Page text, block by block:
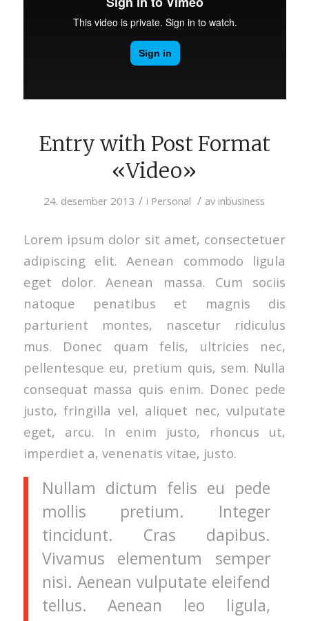
Entry with Post Format
«Video»
24. desember 2013 / i Personal / av inbusiness
Lorem ipsum dolor sit amet, consectetuer
adipiscing elit. Aenean commodo ligula
eget dolor. Aenean massa. Cum sociis
natoque penatibus et magnis dis
parturient montes, nascetur ridiculus
mus. Donec quam felis, ultricies nec,
pellentesque eu, pretium quis, sem. Nulla
consequat massa quis enim. Donec pede
justo, fringilla vel, aliquet nec, vulputate
eget, arcu. In enim justo, rhoncus ut,
imperdiet a, venenatis vitae, justo.
Nullam dictum felis eu pede
mollis pretium. Integer
tincidunt. Cras dapibus.
Vivamus elementum semper
nisi. Aenean vulputate eleifend
tellus. Aenean leo ligula,